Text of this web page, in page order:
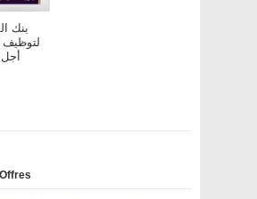
بنك
أجل 18 غشت 2026